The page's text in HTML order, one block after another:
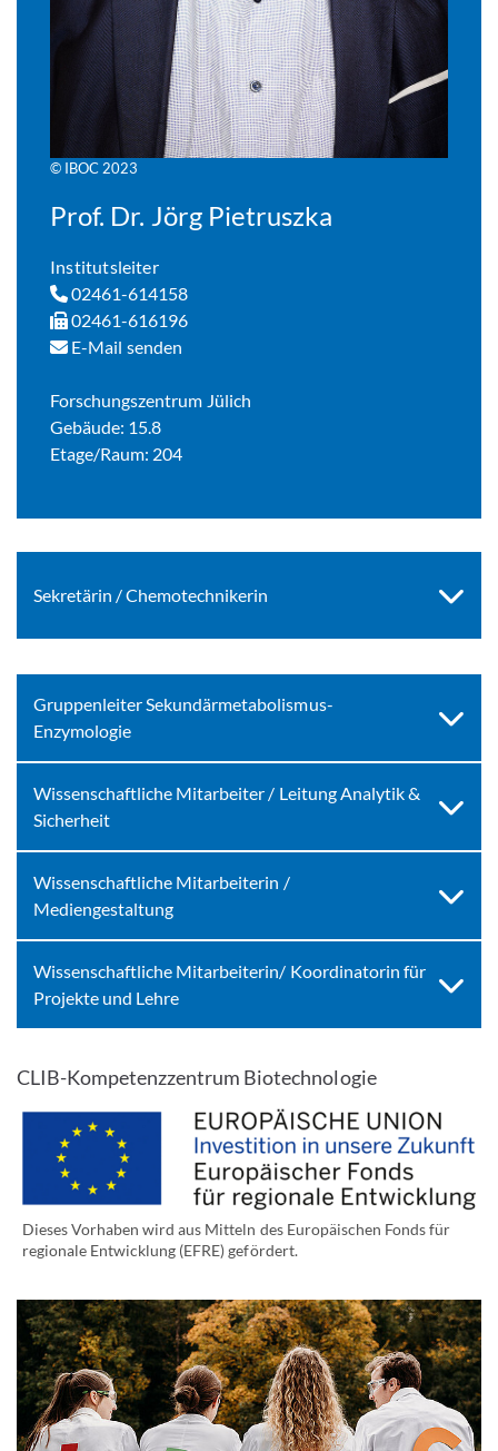
© IBOC 2023
Prof. Dr. Jörg Pietruszka
Institutsleiter
02461-614158
02461-616196
E-Mail senden
Forschungszentrum Jülich
Gebäude: 15.8
Etage/Raum: 204
Sekretärin / Chemotechnikerin
Gruppenleiter Sekundärmetabolismus-
Enzymologie
Wissenschaftliche Mitarbeiter / Leitung Analytik &
Sicherheit
Wissenschaftliche Mitarbeiterin /
Mediengestaltung
Wissenschaftliche Mitarbeiterin/ Koordinatorin für
Projekte und Lehre
CLIB-Kompetenzzentrum Biotechnologie
Dieses Vorhaben wird aus Mitteln des Europäischen Fonds für
regionale Entwicklung (EFRE) gefördert.